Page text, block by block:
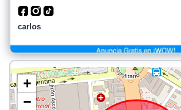
carlos
+
−